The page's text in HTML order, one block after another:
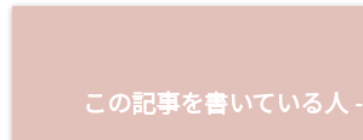
この記事を書いている人 -